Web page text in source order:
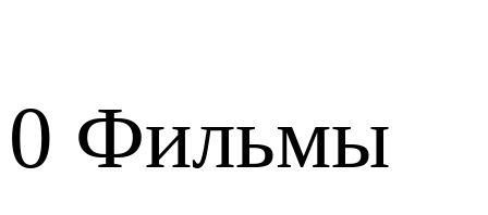
0 Фильмы